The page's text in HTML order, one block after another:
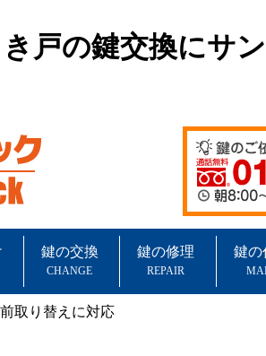
戸の鍵交換にサ
鍵の交換
CHANGE
鍵の修理
REPAIR
鍵の